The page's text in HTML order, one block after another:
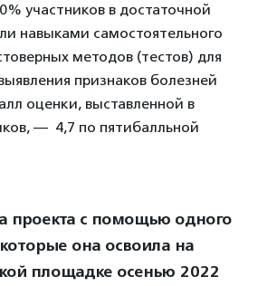
участников в достаточной
навыками самостоятельного
методов (тестов) для
признаков болезней
оценки, выставленной в
— 4,7 по пятибалльной
проекта с помощью одного
она освоила на
площадке осенью 2022